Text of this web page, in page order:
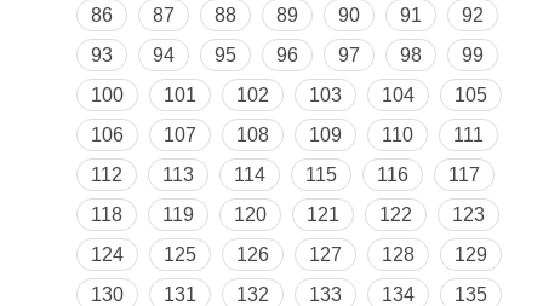
86
87 88 89 90 91
92
93
94 95 96 97 98
99
100
101 102 103 104
105
106
107 108 109 110
111
112
113 114 115 116
117
118
119 120 121 122
123
124
125 126 127 128
129
130
131 132 133 134
135